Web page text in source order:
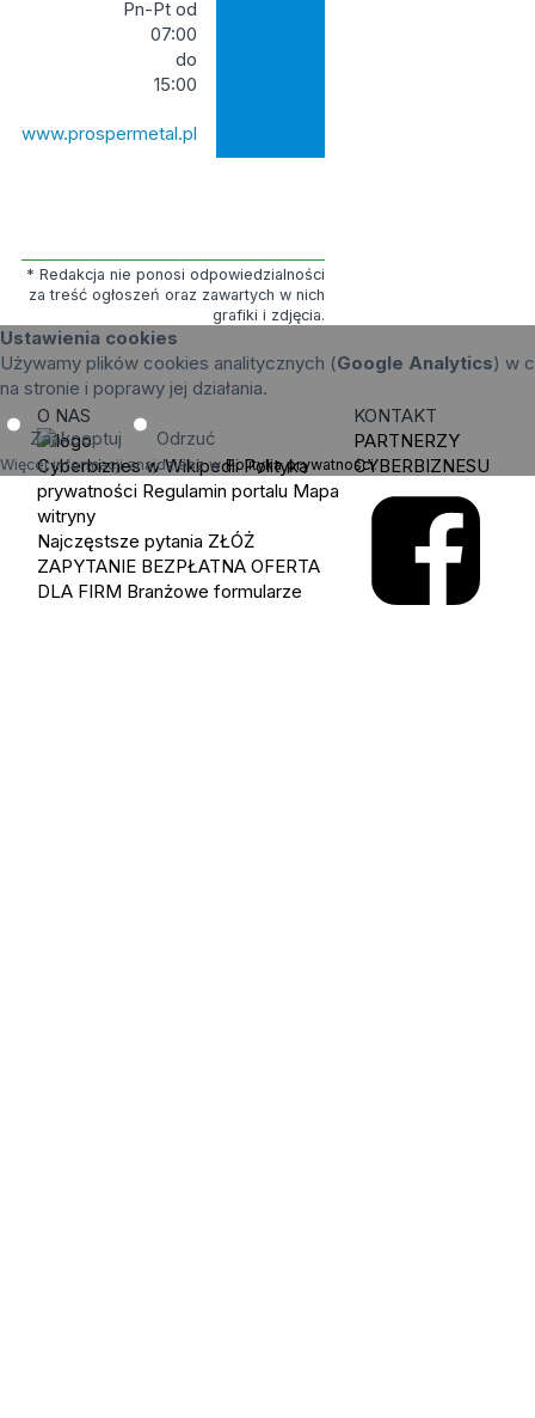
Pn-Pt od
07:00
do
15:00
www.prospermetal.pl
* Redakcja nie ponosi odpowiedzialności
za treść ogłoszeń oraz zawartych w nich
grafiki i zdjęcia.
Ustawienia cookies
Używamy plików cookies analitycznych (Google Analytics) w
na stronie i poprawy jej działania.
Zaakceptuj Odrzuć
Więcej informacji znajdziesz wPolityka prywatności.
O NAS
Cyberbiznes w Wikipedii Polityka
prywatności Regulamin portalu Mapa
witryny
Najczęstsze pytania ZŁÓŻ
ZAPYTANIE BEZPŁATNA OFERTA
DLA FIRM Branżowe formularze
KONTAKT
PARTNERZY
CYBERBIZNESU